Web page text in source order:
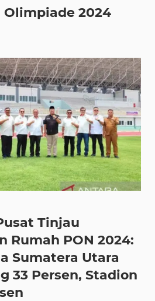
Olimpiade 2024
Tinjau
Rumah PON 2024:
Sumatera Utara
33 Persen, Stadion